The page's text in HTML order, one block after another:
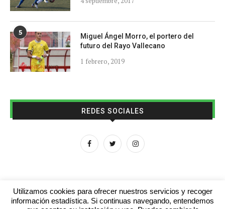
5
Miguel Ángel Morro, el portero del
futuro del Rayo Vallecano
1 febrero, 2019
REDES SOCIALES
Utilizamos cookies para ofrecer nuestros servicios y recoger
información estadística. Si continuas navegando, entendemos